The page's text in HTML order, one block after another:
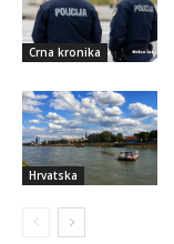
Crna kronika
Hrvatska